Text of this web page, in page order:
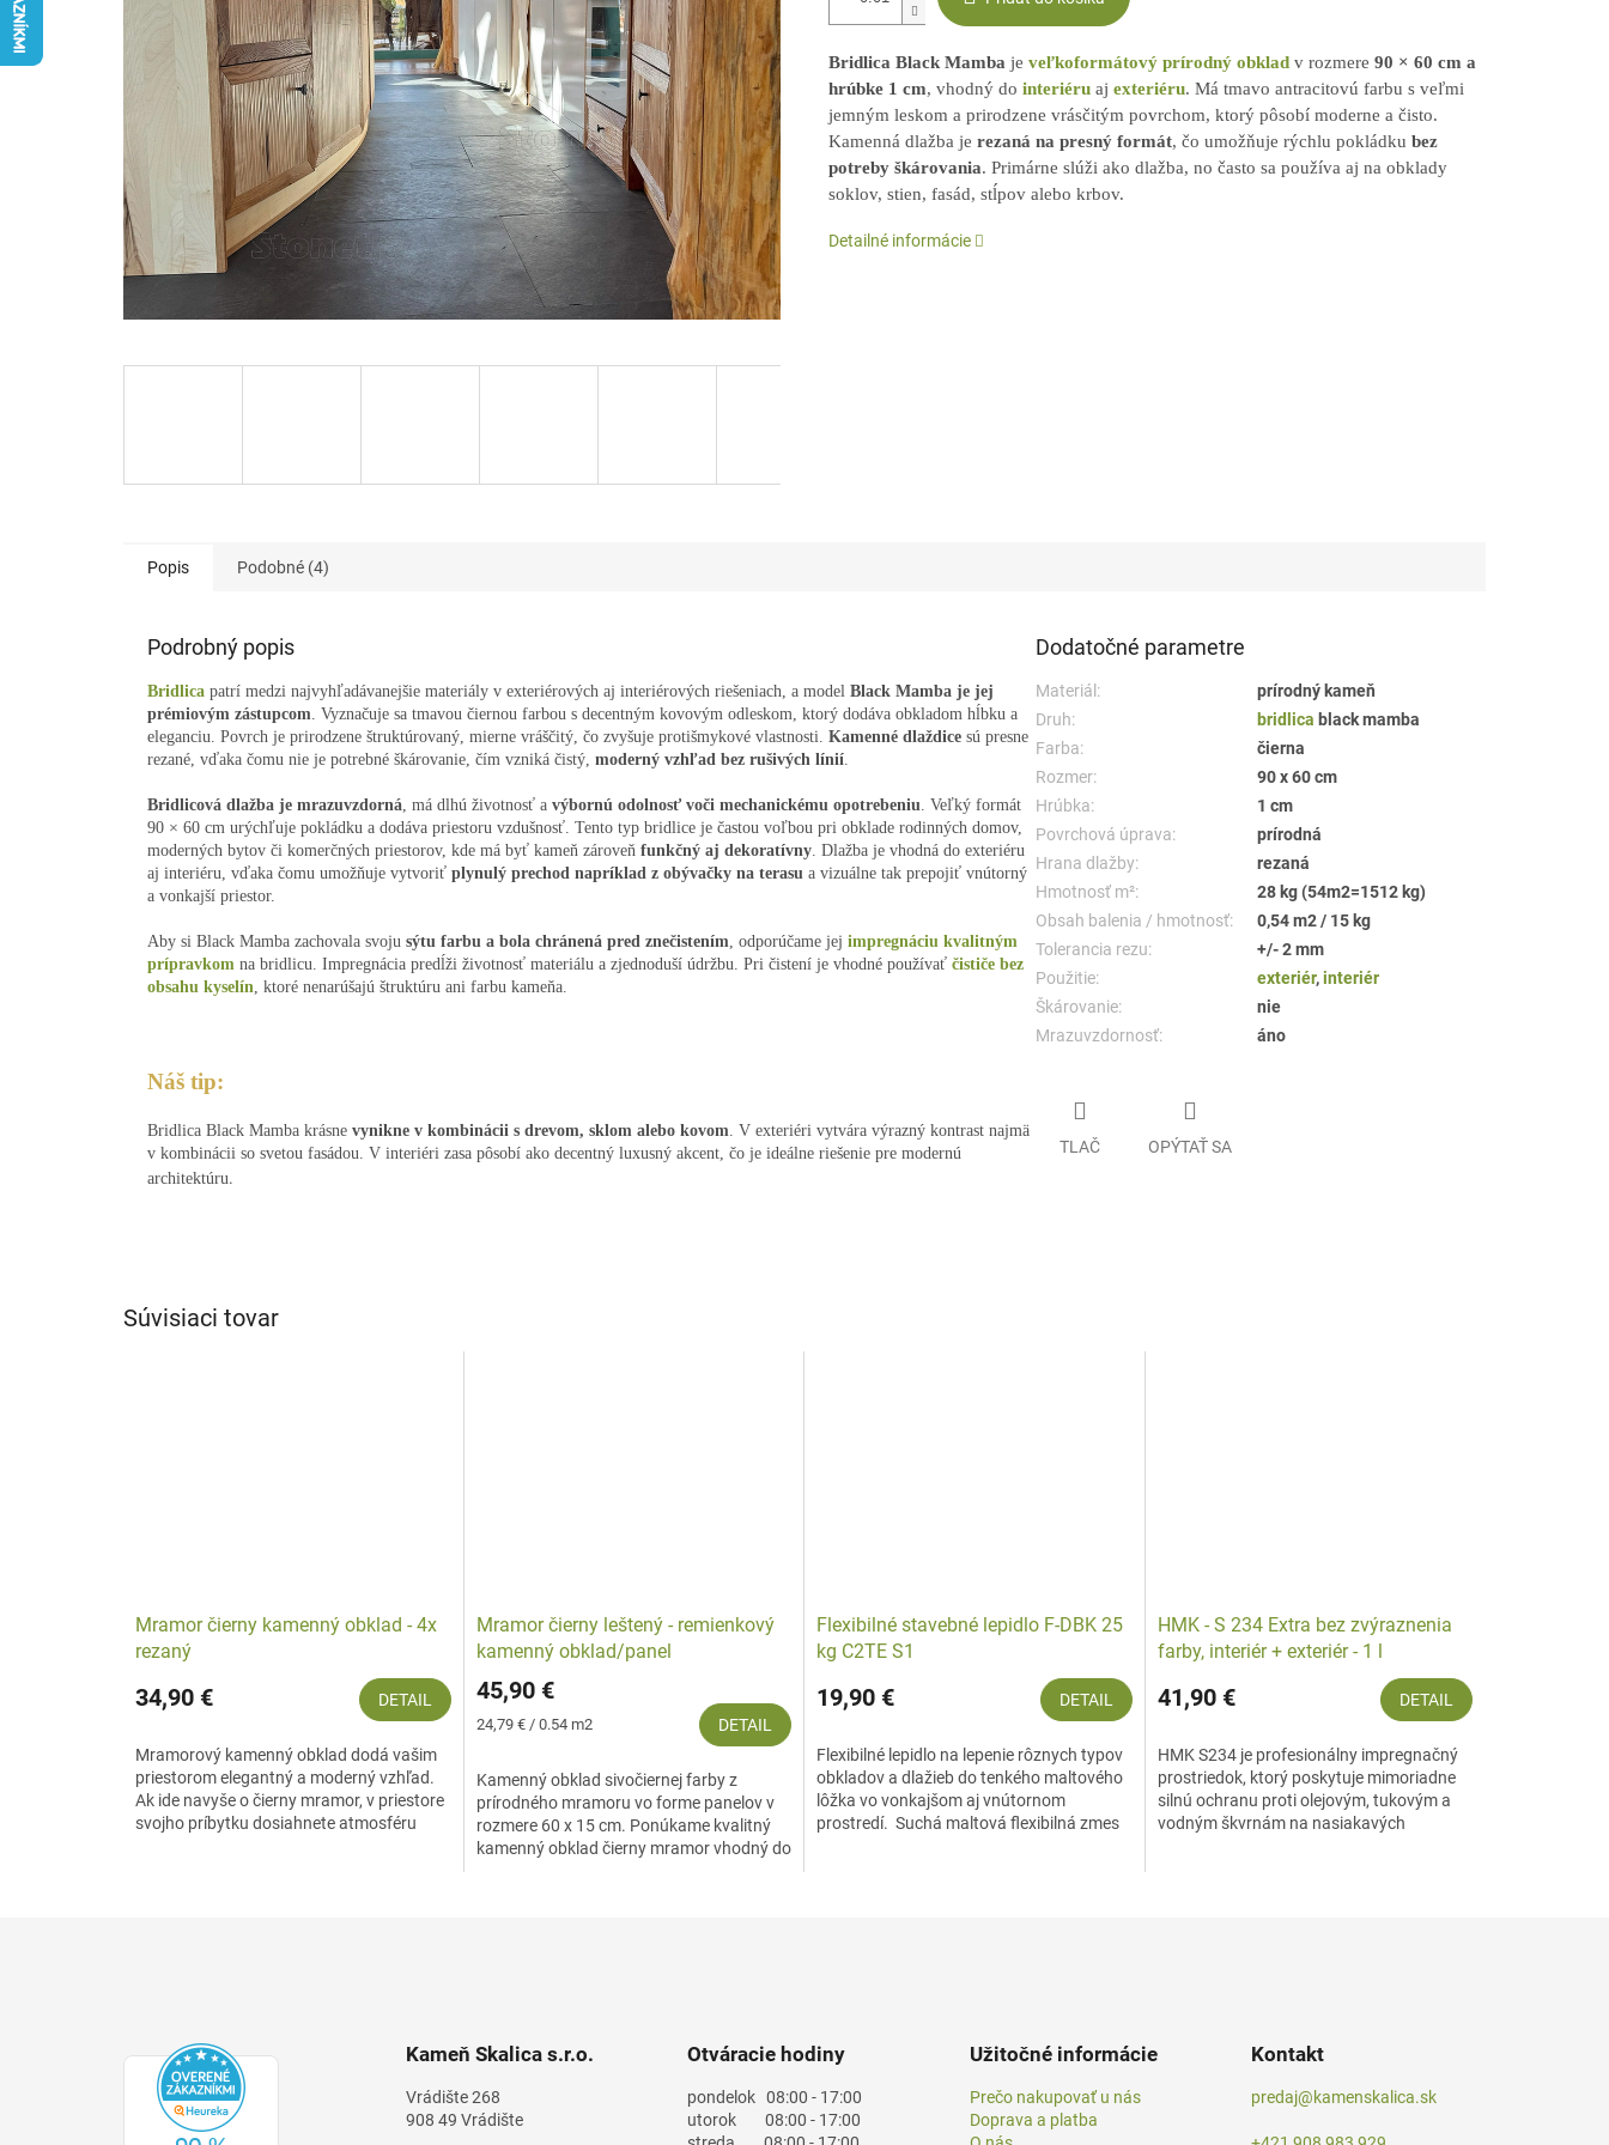
Bridlica Black Mamba je veľkoformátový prírodný obklad v rozmere 90 × 60 cm a
hrúbke 1 cm, vhodný do interiéru aj exteriéru. Má tmavo antracitovú farbu s veľmi
jemným leskom a prirodzene vrásčitým povrchom, ktorý pôsobí moderne a čisto.
Kamenná dlažba je rezaná na presný formát, čo umožňuje rýchlu pokládku bez
potreby škárovania. Primárne slúži ako dlažba, no často sa používa aj na obklady
soklov, stien, fasád, stĺpov alebo krbov.
Detailné informácie
Popis Podobné (4)
Podrobný popis
Bridlica patrí medzi najvyhľadávanejšie materiály v exteriérových aj interiérových riešeniach, a model Black Mamba je jej
prémiovým zástupcom. Vyznačuje sa tmavou čiernou farbou s decentným kovovým odleskom, ktorý dodáva obkladom hĺbku a
eleganciu. Povrch je prirodzene štruktúrovaný, mierne vráščitý, čo zvyšuje protišmykové vlastnosti. Kamenné dlaždice sú presne
rezané, vďaka čomu nie je potrebné škárovanie, čím vzniká čistý, moderný vzhľad bez rušivých línií.
Bridlicová dlažba je mrazuvzdorná, má dlhú životnosť a výbornú odolnosť voči mechanickému opotrebeniu. Veľký formát
90 × 60 cm urýchľuje pokládku a dodáva priestoru vzdušnosť. Tento typ bridlice je častou voľbou pri obklade rodinných domov,
moderných bytov či komerčných priestorov, kde má byť kameň zároveň funkčný aj dekoratívny. Dlažba je vhodná do exteriéru
aj interiéru, vďaka čomu umožňuje vytvoriť plynulý prechod napríklad z obývačky na terasu a vizuálne tak prepojiť vnútorný
a vonkajší priestor.
Aby si Black Mamba zachovala svoju sýtu farbu a bola chránená pred znečistením, odporúčame jej impregnáciu kvalitným
prípravkom na bridlicu. Impregnácia predĺži životnosť materiálu a zjednoduší údržbu. Pri čistení je vhodné používať čističe bez
obsahu kyselín, ktoré nenarúšajú štruktúru ani farbu kameňa.
Náš tip:
Bridlica Black Mamba krásne vynikne v kombinácii s drevom, sklom alebo kovom. V exteriéri vytvára výrazný kontrast najmä
v kombinácii so svetou fasádou. V interiéri zasa pôsobí ako decentný luxusný akcent, čo je ideálne riešenie pre modernú
architektúru.
Dodatočné parametre
Materiál:
prírodný kameň
Druh:
bridlica black mamba
Farba:
čierna
Rozmer:
90 x 60 cm
Hrúbka:
1 cm
Povrchová úprava:
prírodná
Hrana dlažby:
rezaná
Hmotnosť m²:
28 kg (54m2=1512 kg)
Obsah balenia / hmotnosť:
0,54 m2 / 15 kg
Tolerancia rezu:
+/- 2 mm
Použitie:
exteriér,interiér
Škárovanie:
nie
Mrazuvzdornosť:
áno
TLAČ OPÝTAŤ SA
Súvisiaci tovar
Mramor čierny kamenný obklad - 4x
rezaný
34,90 € DETAIL
Mramorový kamenný obklad dodá vašim
priestorom elegantný a moderný vzhľad.
Ak ide navyše o čierny mramor, v priestore
svojho príbytku dosiahnete atmosféru
Mramor čierny leštený - remienkový
kamenný obklad/panel
45,90 €
Jednotková
24,79 € / 0.54 m2 DETAIL
Kamenný obklad sivočiernej farby z
prírodného mramoru vo forme panelov v
rozmere 60 x 15 cm. Ponúkame kvalitný
kamenný obklad čierny mramor vhodný do
Flexibilné stavebné lepidlo F-DBK 25
kg C2TE S1
19,90 € DETAIL
Flexibilné lepidlo na lepenie rôznych typov
obkladov a dlažieb do tenkého maltového
lôžka vo vonkajšom aj vnútornom
prostredí. Suchá maltová flexibilná zmes
HMK - S 234 Extra bez zvýraznenia
farby, interiér + exteriér - 1 l
41,90 € DETAIL
HMK S234 je profesionálny impregnačný
prostriedok, ktorý poskytuje mimoriadne
silnú ochranu proti olejovým, tukovým a
vodným škvrnám na nasiakavých
Kameň Skalica s.r.o.
Vrádište 268
908 49 Vrádište
Otváracie hodiny
pondelok 08:00 - 17:00
utorok 08:00 - 17:00
Užitočné informácie
Prečo nakupovať u nás
Doprava a platba
Kontakt
predaj@kamenskalica.sk